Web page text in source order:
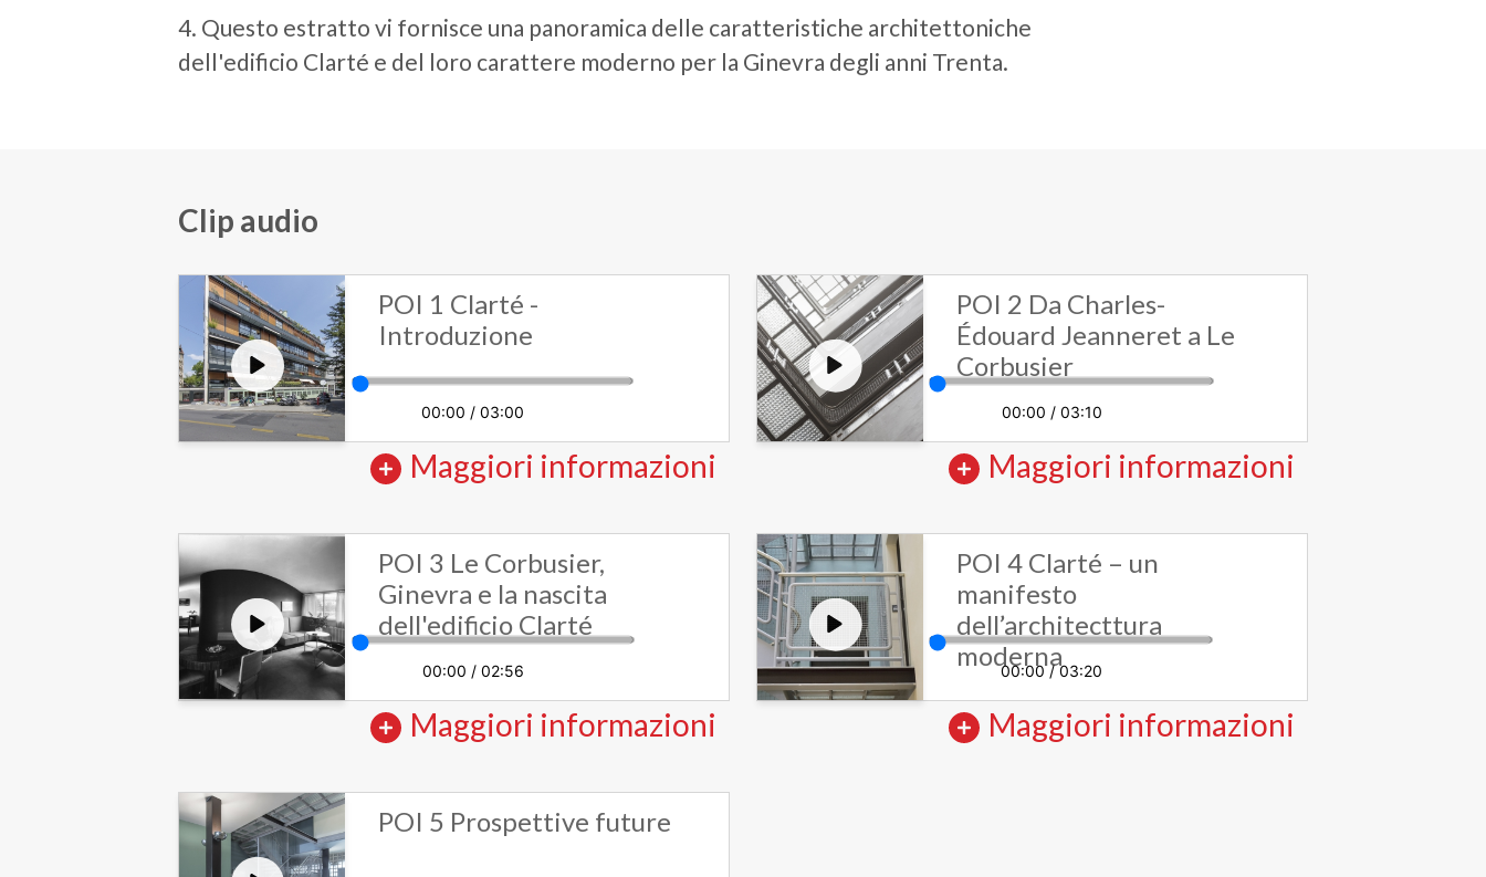
4. Questo estratto vi fornisce una panoramica delle caratteristiche architettoniche
dell'edificio Clarté e del loro carattere moderno per la Ginevra degli anni Trenta.
Clip audio
POI 1 Clarté -
Introduzione
00:00 / 03:00
Maggiori informazioni
POI 2 Da Charles-
Édouard Jeanneret a Le
Corbusier
00:00 / 03:10
Maggiori informazioni
POI 3 Le Corbusier,
Ginevra e la nascita
dell'edificio Clarté
00:00 / 02:56
Maggiori informazioni
POI 4 Clarté – un
manifesto
dell’architecttura
moderna
00:00/03:20
Maggiori informazioni
POI 5 Prospettive future